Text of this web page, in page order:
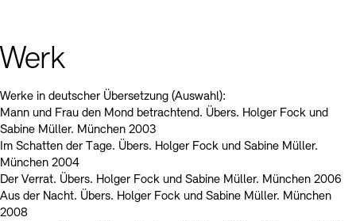
Werk
Werke in deutscher Übersetzung (Auswahl):
Mann und Frau den Mond betrachtend. Übers. Holger Fock und
Sabine Müller. München 2003
Im Schatten der Tage. Übers. Holger Fock und Sabine Müller.
München 2004
Der Verrat. Übers. Holger Fock und Sabine Müller. München 2006
Aus der Nacht. Übers. Holger Fock und Sabine Müller. München
2008